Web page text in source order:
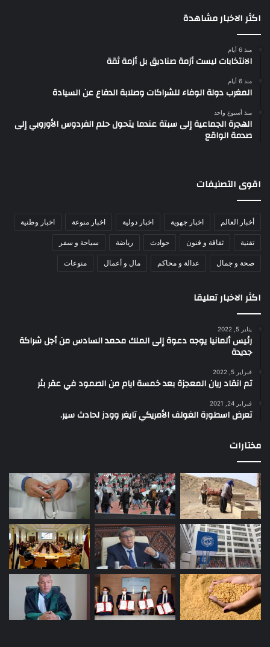
اكثر الاخبار مشاهدة
منذ 6 أيام
الانتخابات ليست أزمة صناديق بل أزمة ثقة
منذ 6 أيام
المغرب دولة الوفاء للشراكات وصلابة الدفاع عن السيادة
منذ أسبوع واحد
الهجرة الجماعية إلى سبتة عندما يتحول حلم الفردوس الأوروبي إلى
صدمة الواقع
اقوى التصنيفات
أخبار العالم اخبار جهوية اخبار دولية اخبار منوعة اخبار وطنية
تقنية ثقافة و فنون حوادث رياضة سياحة و سفر
صحة و جمال عدالة و محاكم مال و أعمال منوعات
اكثر الاخبار تعليقا
يناير 5, 2022
رئيس ألمانيا يوجه دعوة إلى الملك محمد السادس من أجل شراكة
جديدة
فبراير 5, 2022
تم انقاد ريان المعجزة بعد خمسة ايام من الصمود في عقر بئر
فبراير 24, 2021
تعرض اسطورة الغولف الأمريكي تايغر وودز لحادث سير.
مختارات